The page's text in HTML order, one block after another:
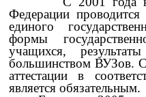
Федерации
единого
формы
учащихся,
большинством ВУЗов.
аттестации в
является обязательным.